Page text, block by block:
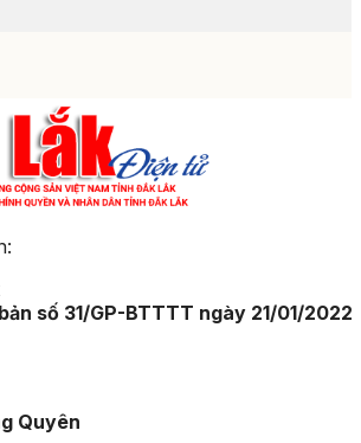
số 31/GP-BTTTT ngày 21/01/2022
Quyên